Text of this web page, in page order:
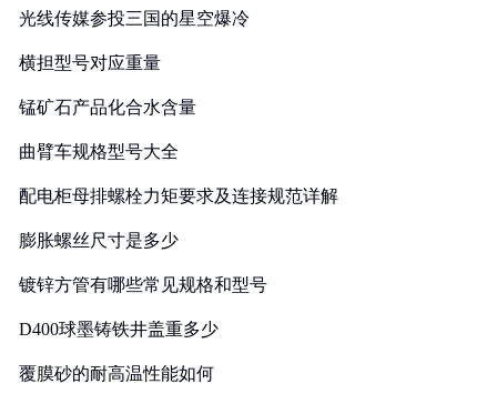
光线传媒参投三国的星空爆冷
横担型号对应重量
锰矿石产品化合水含量
曲臂车规格型号大全
配电柜母排螺栓力矩要求及连接规范详解
膨胀螺丝尺寸是多少
镀锌方管有哪些常见规格和型号
D400球墨铸铁井盖重多少
覆膜砂的耐高温性能如何